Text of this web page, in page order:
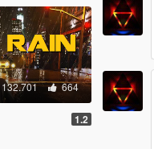
132.701 664
1.2